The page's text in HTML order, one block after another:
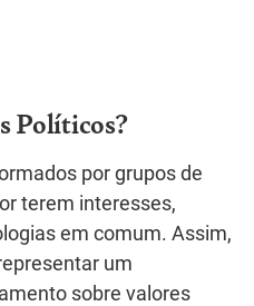
Políticos?
por grupos de
terem interesses,
em comum. Assim,
um
sobre valores